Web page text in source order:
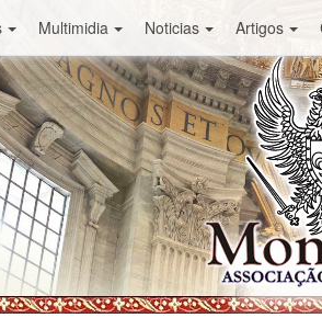
Multimidia Noticias Artigos